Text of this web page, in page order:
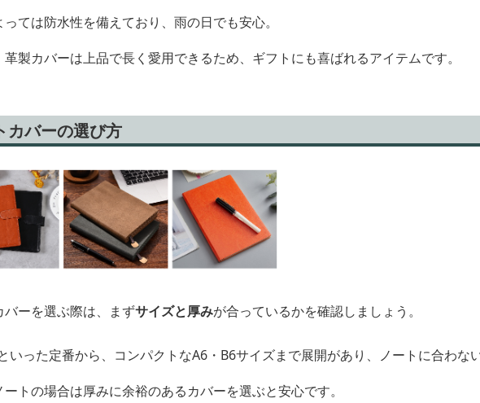
ては防水性を備えており、雨の日でも安心。
革製カバーは上品で長く愛用できるため、ギフトにも喜ばれるアイテムです。
カバーの選び方
バーを選ぶ際は、まずサイズと厚みが合っているかを確認しましょう。
いった定番から、コンパクトなA6・B6サイズまで展開があり、ノートに合わな
ートの場合は厚みに余裕のあるカバーを選ぶと安心です。